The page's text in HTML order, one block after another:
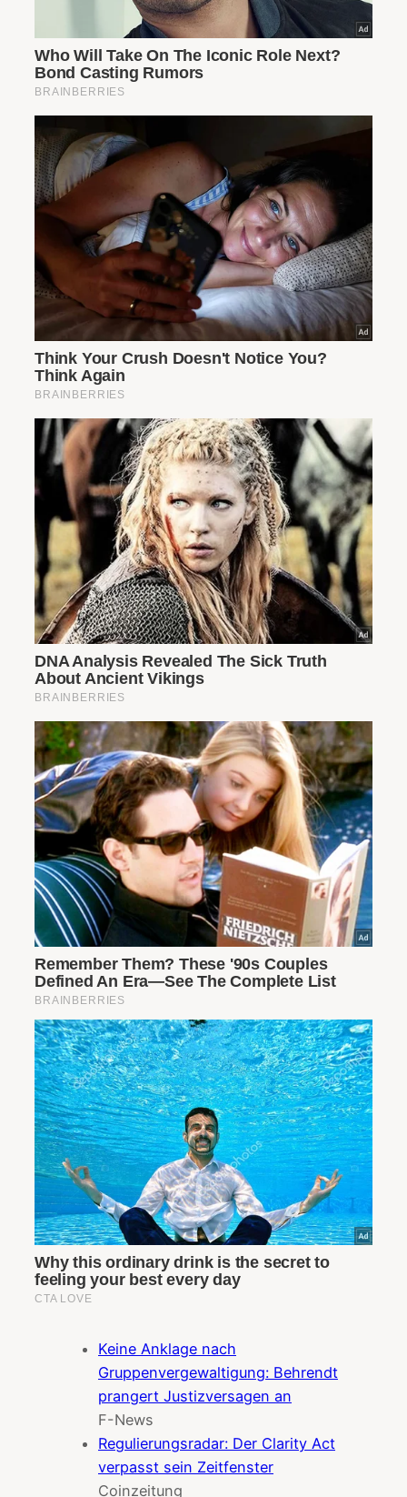
Keine Anklage nach
Gruppenvergewaltigung: Behrendt
prangert Justizversagen an
F-News
Regulierungsradar: Der Clarity Act
verpasst sein Zeitfenster
Coinzeitung